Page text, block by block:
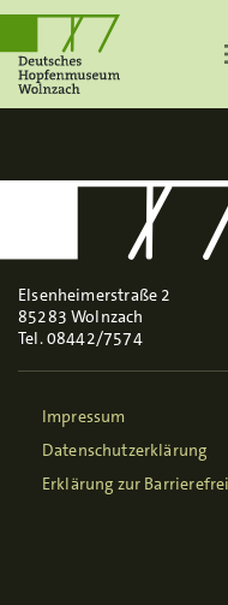
Elsenheimerstraße 2
85283 Wolnzach
Tel. 08442/7574
Impressum
Datenschutzerklärung
Erklärung zur